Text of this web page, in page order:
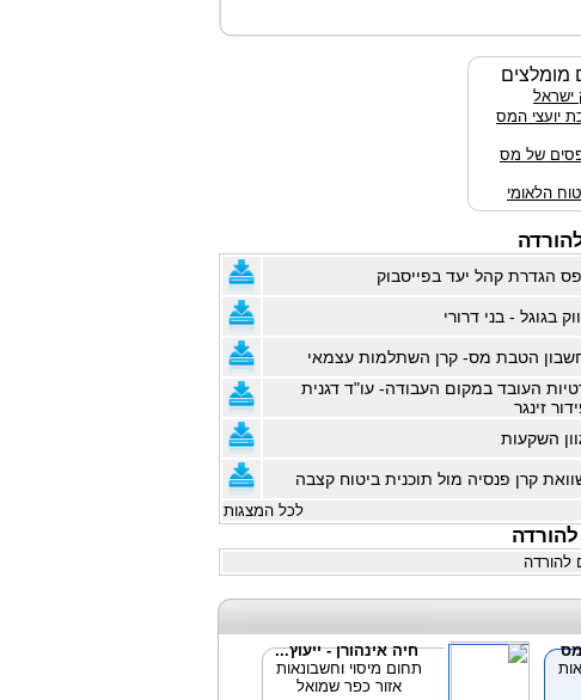
מומלצים
ישראל
יועצי המס
של מס
הלאומי
הגדרת קהל יעד בפייסבוק
בגוגל - בני דרורי
הטבת מס- קרן השתלמות עצמאי
העובד במקום העבודה- עו"ד דגנית
זינגר
השקעות
קרן פנסיה מול תוכנית ביטוח קצבה
לכל המצגות
להורדה
מס
חיה אינהורן - ייעוץ...
תחום מיסוי וחשבונאות
אזור כפר שמואל